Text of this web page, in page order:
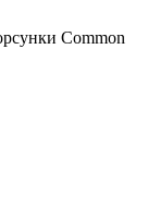
Common